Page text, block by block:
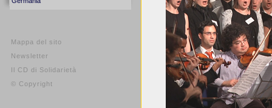
Mappa del sito
Newsletter
Il CD di Solidarietà
© Copyright